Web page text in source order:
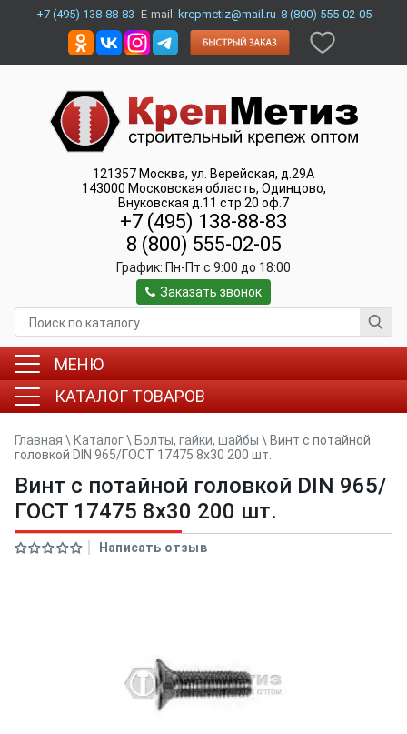
+7 (495) 138-88-83 E-mail: krepmetiz@mail.ru 8 (800) 555-02-05
121357 Москва, ул. Верейская, д.29А
143000 Московская область, Одинцово,
Внуковская д.11 стр.20 оф.7
+7 (495) 138-88-83
8 (800) 555-02-05
График: Пн-Пт c 9:00 до 18:00
Заказать звонок
МЕНЮ
КАТАЛОГ ТОВАРОВ
Главная \ Каталог\ Болты, гайки, шайбы \ Винт с потайной
головкой DIN 965/ГОСТ 17475 8х30 200 шт.
Винт с потайной головкой DIN 965/
ГОСТ 17475 8х30 200 шт.
Написать отзыв